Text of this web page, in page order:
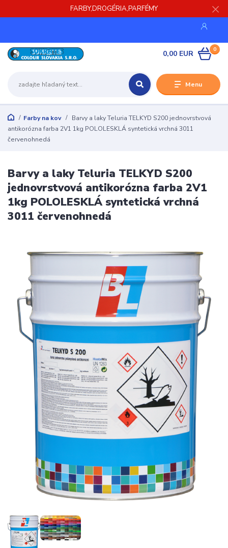
FARBY,DROGÉRIA,PARFÉMY
Menu
0
0,00 EUR
Farby na kov
Barvy a laky Teluria TELKYD S200 jednovrstvová
antikorózna farba 2V1 1kg POLOLESKLÁ syntetická vrchná 3011
červenohnedá
Barvy a laky Teluria TELKYD S200
jednovrstvová antikorózna farba 2V1
1kg POLOLESKLÁ syntetická vrchná
3011 červenohnedá